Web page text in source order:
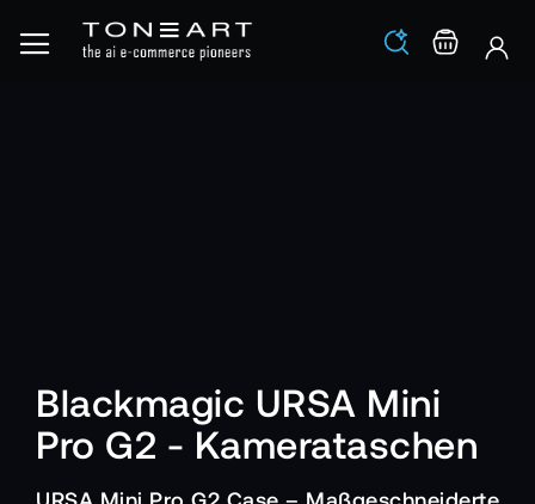
Los
Blackmagic URSA Mini
Pro G2 - Kamerataschen